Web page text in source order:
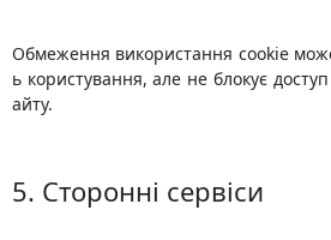
Обмеження використання cookie
ь користування, але не блокує
айту.
5. Сторонні сервіси